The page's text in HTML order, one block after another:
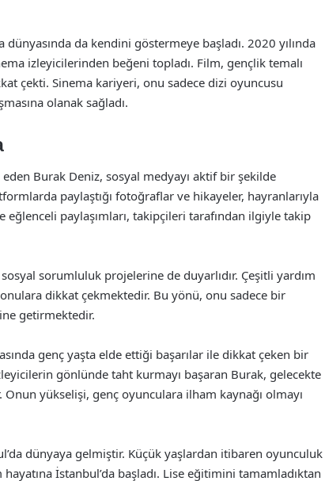
da kendini göstermeye başladı. 2020 yılında
izleyicilerinden beğeni topladı. Film, gençlik temalı
çekti. Sinema kariyeri, onu sadece dizi oyuncusu
olanak sağladı.
Burak Deniz, sosyal medyayı aktif bir şekilde
paylaştığı fotoğraflar ve hikayeler, hayranlarıyla
paylaşımları, takipçileri tarafından ilgiyle takip
sorumluluk projelerine de duyarlıdır. Çeşitli yardım
dikkat çekmektedir. Bu yönü, onu sadece bir
getirmektedir.
genç yaşta elde ettiği başarılar ile dikkat çeken bir
gönlünde taht kurmayı başaran Burak, gelecekte
yükselişi, genç oyunculara ilham kaynağı olmayı
dünyaya gelmiştir. Küçük yaşlardan itibaren oyunculuk
İstanbul’da başladı. Lise eğitimini tamamladıktan